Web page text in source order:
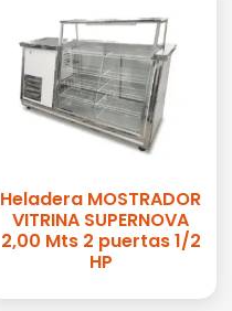
Heladera MOSTRADOR
VITRINA SUPERNOVA
2,00 Mts 2 puertas 1/2
HP